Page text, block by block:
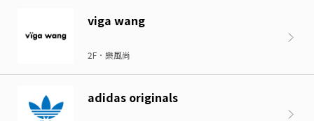
viga wang
2F．樂風尚
adidas originals